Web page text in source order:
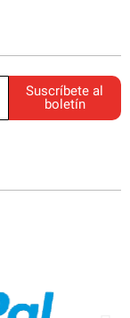
Suscríbete al
boletín